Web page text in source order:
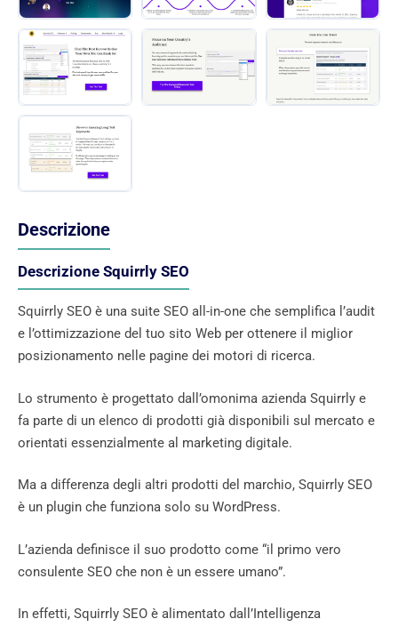
Descrizione
Descrizione Squirrly SEO
Squirrly SEO è una suite SEO all-in-one che semplifica l’audit
e l’ottimizzazione del tuo sito Web per ottenere il miglior
posizionamento nelle pagine dei motori di ricerca.
Lo strumento è progettato dall’omonima azienda Squirrly e
fa parte di un elenco di prodotti già disponibili sul mercato e
orientati essenzialmente al marketing digitale.
Ma a differenza degli altri prodotti del marchio, Squirrly SEO
è un plugin che funziona solo su WordPress.
L’azienda definisce il suo prodotto come “il primo vero
consulente SEO che non è un essere umano”.
In effetti, Squirrly SEO è alimentato dall’Intelligenza